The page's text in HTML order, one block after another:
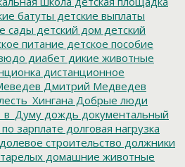
батуты детские выплаты
сады детский дом детский
питание детское пособие
диабет дикие животные
дистанционное
Дмитрий Медведев
Добрые люди
дождь документальный
зарплате долговая нагрузка
долевое строительство должники
домашние животные